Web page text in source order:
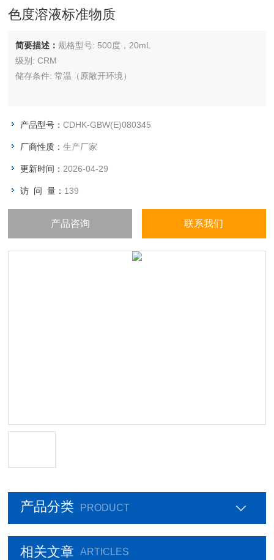
色度溶液标准物质
简要描述：规格型号: 500度，20mL
级别: CRM
储存条件: 常温（原敞开环境）
产品型号：CDHK-GBW(E)080345
厂商性质：生产厂家
更新时间： 2026-04-29
访 问 量： 139
产品咨询 联系我们
产品分类 PRODUCT
相关文章 ARTICLES